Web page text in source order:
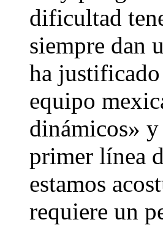
dificultad
siempre dan
ha
equipo
dinámicos»
primer línea
estamos
requiere un